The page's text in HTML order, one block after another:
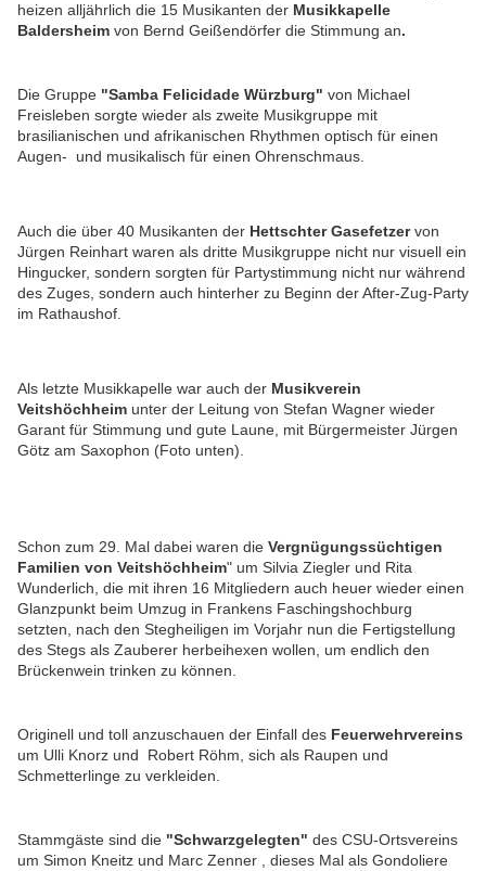
heizen alljährlich die 15 Musikanten der Musikkapelle
Baldersheim von Bernd Geißendörfer die Stimmung an.
Die Gruppe "Samba Felicidade Würzburg" von Michael
Freisleben sorgte wieder als zweite Musikgruppe mit
brasilianischen und afrikanischen Rhythmen optisch für einen
Augen- und musikalisch für einen Ohrenschmaus.
Auch die über 40 Musikanten der Hettschter Gasefetzer von
Jürgen Reinhart waren als dritte Musikgruppe nicht nur visuell ein
Hingucker, sondern sorgten für Partystimmung nicht nur während
des Zuges, sondern auch hinterher zu Beginn der After-Zug-Party
im Rathaushof.
Als letzte Musikkapelle war auch der Musikverein
Veitshöchheim unter der Leitung von Stefan Wagner wieder
Garant für Stimmung und gute Laune, mit Bürgermeister Jürgen
Götz am Saxophon (Foto unten).
Schon zum 29. Mal dabei waren die Vergnügungssüchtigen
Familien von Veitshöchheim" um Silvia Ziegler und Rita
Wunderlich, die mit ihren 16 Mitgliedern auch heuer wieder einen
Glanzpunkt beim Umzug in Frankens Faschingshochburg
setzten, nach den Stegheiligen im Vorjahr nun die Fertigstellung
des Stegs als Zauberer herbeihexen wollen, um endlich den
Brückenwein trinken zu können.
Originell und toll anzuschauen der Einfall des Feuerwehrvereins
um Ulli Knorz und Robert Röhm, sich als Raupen und
Schmetterlinge zu verkleiden.
Stammgäste sind die "Schwarzgelegten" des CSU-Ortsvereins
um Simon Kneitz und Marc Zenner
, dieses Mal als Gondoliere